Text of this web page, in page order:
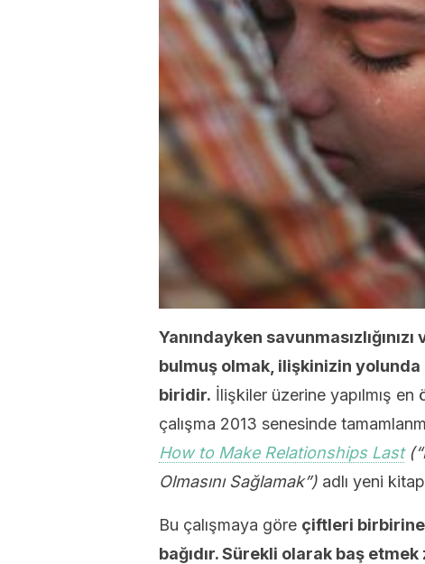
Yanındayken
bulmuş olmak, ilişkinizin
biridir. İlişkiler üzerine yapılmış
çalışma 2013 senesinde
How to Make Relationships Last
Olmasını Sağlamak”) adlı yeni
Bu çalışmaya göre çiftleri birbirine
bağıdır. Sürekli olarak baş etmek